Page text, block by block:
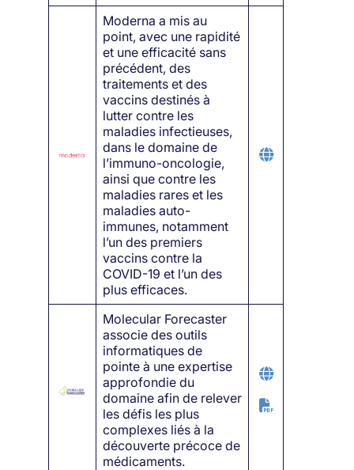
Moderna a mis au
point, avec une rapidité
et une efficacité sans
précédent, des
traitements et des
vaccins destinés à
lutter contre les
maladies infectieuses,
dans le domaine de
l’immuno-oncologie,
ainsi que contre les
maladies rares et les
maladies auto-
immunes, notamment
l’un des premiers
vaccins contre la
COVID-19 et l’un des
plus efficaces.
Molecular Forecaster
associe des outils
informatiques de
pointe à une expertise
approfondie du
domaine afin de relever
les défis les plus
complexes liés à la
découverte précoce de
médicaments.